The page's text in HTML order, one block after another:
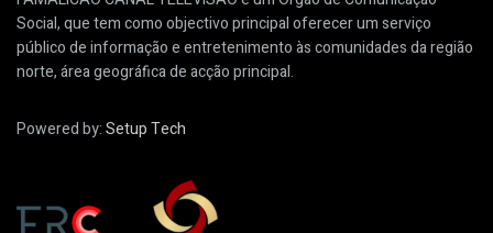
Social, que tem como objectivo principal oferecer um serviço
público de informação e entretenimento às comunidades da região
norte, área geográfica de acção principal.
Powered by:Setup Tech